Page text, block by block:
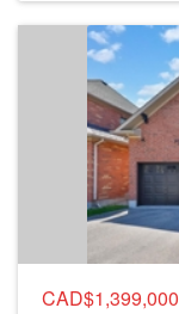
CAD$1,399,000